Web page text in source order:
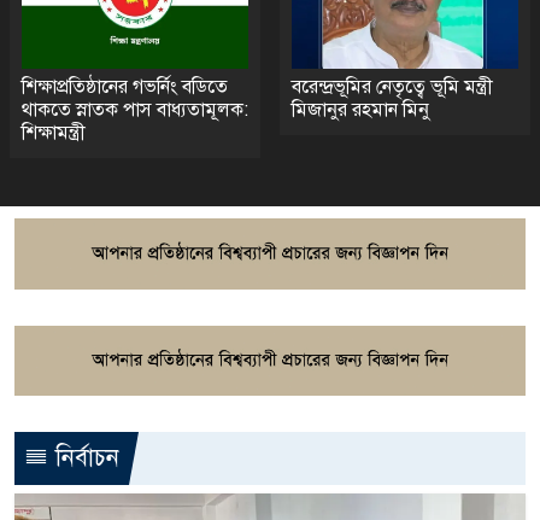
শিক্ষাপ্রতিষ্ঠানের গভর্নিং বডিতে
থাকতে স্নাতক পাস বাধ্যতামূলক:
শিক্ষামন্ত্রী
বরেন্দ্রভূমির নেতৃত্বে ভূমি মন্ত্রী
মিজানুর রহমান মিনু
নির্বাচন